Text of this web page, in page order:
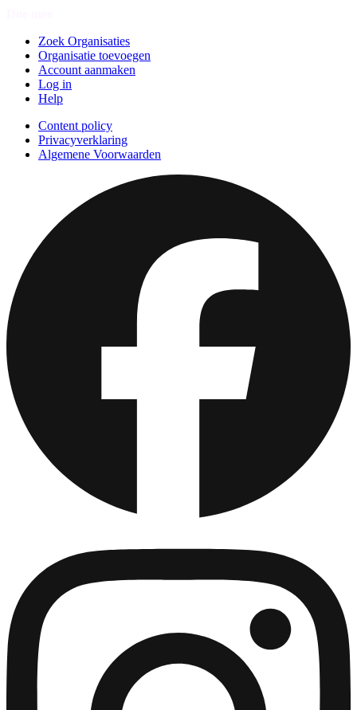
Zoek Organisaties
Organisatie toevoegen
Account aanmaken
Log in
Help
Content policy
Privacyverklaring
Algemene Voorwaarden